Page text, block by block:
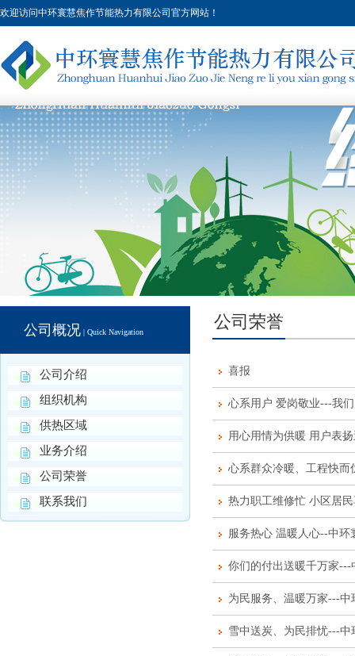
欢迎访问中环寰慧焦作节能热力有限公司官方网站！
公司概况 | Quick Navigation
公司介绍
组织机构
供热区域
业务介绍
公司荣誉
联系我们
公司荣誉
喜报
心系用户 爱岗敬业---我
用心用情为供暖 用户表
心系群众冷暖、工程快
热力职工维修忙 小区居
服务热心 温暖人心--中环
你们的付出送暖千万家
为民服务、温暖万家---
雪中送炭、为民排忧---